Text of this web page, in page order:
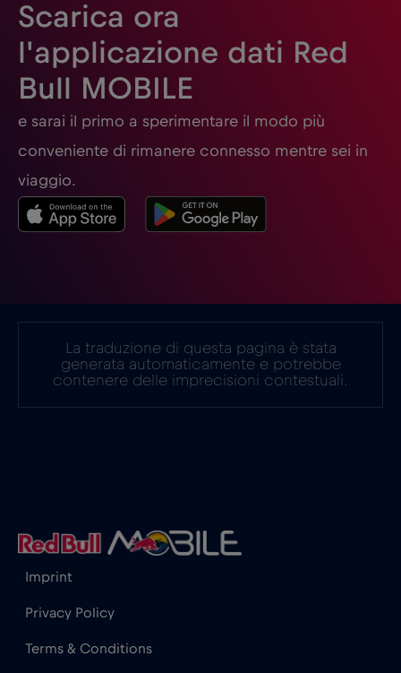
Scarica ora
l'applicazione dati Red
Bull MOBILE
e sarai il primo a sperimentare il modo più
conveniente di rimanere connesso mentre sei in
viaggio.
La traduzione di questa pagina è stata
generata automaticamente e potrebbe
contenere delle imprecisioni contestuali.
Imprint
Privacy Policy
Terms & Conditions